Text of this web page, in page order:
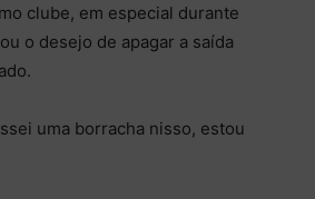
clube, em especial durante
o desejo de apagar a saída
uma borracha nisso, estou